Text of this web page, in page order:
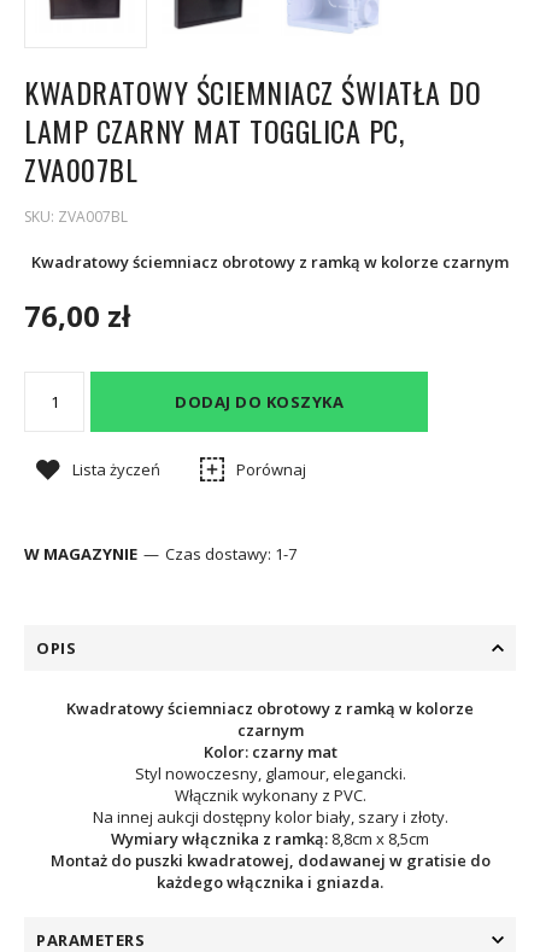
KWADRATOWY ŚCIEMNIACZ ŚWIATŁA DO
LAMP CZARNY MAT TOGGLICA PC,
ZVA007BL
SKU: ZVA007BL
Kwadratowy ściemniacz obrotowy z ramką w kolorze czarnym
76,00 zł
DODAJ DO KOSZYKA
Lista życzeń Porównaj
W MAGAZYNIE Czas dostawy: 1-7
OPIS
Kwadratowy ściemniacz obrotowy z ramką w kolorze
czarnym
Kolor: czarny mat
Styl nowoczesny, glamour, elegancki.
Włącznik wykonany z PVC.
Na innej aukcji dostępny kolor biały, szary i złoty.
Wymiary włącznika z ramką: 8,8cm x 8,5cm
Montaż do puszki kwadratowej, dodawanej w gratisie do
każdego włącznika i gniazda.
PARAMETERS